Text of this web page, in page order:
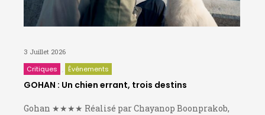
3 Juillet 2026
Critiques Événements
GOHAN : Un chien errant, trois destins
Gohan ★★★★ Réalisé par Chayanop Boonprakob,